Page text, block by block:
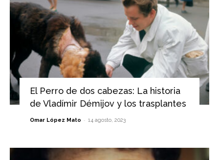
El Perro de dos cabezas: La historia
de Vladímir Démijov y los trasplantes
Omar López Mato - 14 agosto, 2023